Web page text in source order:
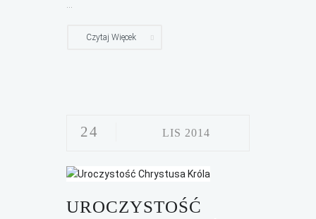
Czytaj Więcek
24 LIS 2014
UROCZYSTOŚĆ